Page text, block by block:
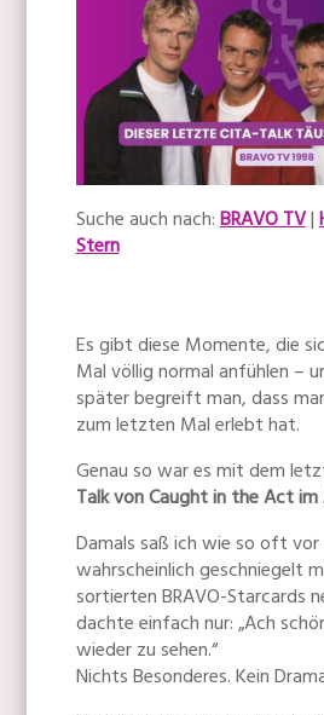
Suche auch nach:BRAVO TV|
Stern
Es gibt diese Momente, die
Mal völlig normal anfühlen –
später begreift man, dass
zum letzten Mal erlebt hat.
Genau so war es mit dem
Talk von Caught in the Act
Damals saß ich wie so oft vor
wahrscheinlich geschniegelt
sortierten BRAVO-Starcards
dachte einfach nur: „Ach
wieder zu sehen.“
Nichts Besonderes. Kein